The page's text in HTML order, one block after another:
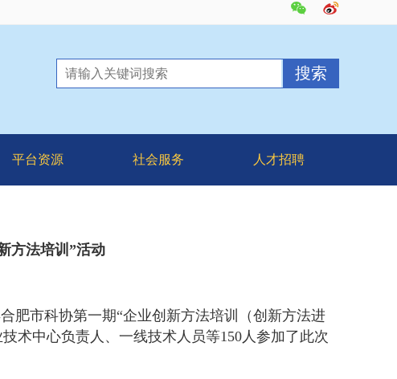
平台资源 社会服务 人才招聘
方法培训”活动
肥市科协第一期“企业创新方法培训（创新方法进
术中心负责人、一线技术人员等150人参加了此次